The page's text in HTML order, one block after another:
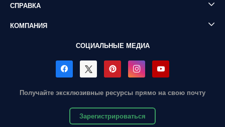
СПРАВКА
КОМПАНИЯ
СОЦИАЛЬНЫЕ МЕДИА
Получайте эксклюзивные ресурсы прямо на свою почту
Зарегистрироваться